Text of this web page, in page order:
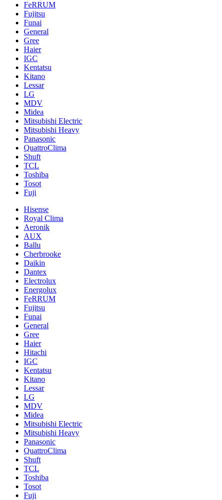
FeRRUM
Fujitsu
Funai
General
Gree
Haier
IGC
Kentatsu
Kitano
Lessar
LG
MDV
Midea
Mitsubishi Electric
Mitsubishi Heavy
Panasonic
QuattroClima
Shuft
TCL
Toshiba
Tosot
Fuji
Hisense
Royal Clima
Aeronik
AUX
Ballu
Cherbrooke
Daikin
Dantex
Electrolux
Energolux
FeRRUM
Fujitsu
Funai
General
Gree
Haier
Hitachi
IGC
Kentatsu
Kitano
Lessar
LG
MDV
Midea
Mitsubishi Electric
Mitsubishi Heavy
Panasonic
QuattroClima
Shuft
TCL
Toshiba
Tosot
Fuji